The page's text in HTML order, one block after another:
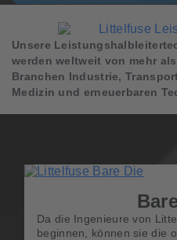
Unsere
werden weltweit von mehr
Branchen Industrie,
Medizin und erneuerbaren
Da die Ingenieure von
beginnen, können sie die